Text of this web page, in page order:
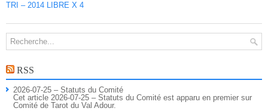
TRI – 2014 LIBRE X 4
RSS
2026-07-25 – Statuts du Comité
Cet article 2026-07-25 – Statuts du Comité est apparu en premier sur
Comité de Tarot du Val Adour.